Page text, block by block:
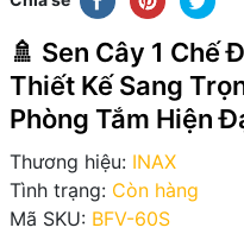
🚿 Sen Cây 1 Chế
Thiết Kế Sang
Phòng Tắm Hiện
Thương hiệu: INAX
Tình trạng: Còn hàng
Mã SKU: BFV-60S